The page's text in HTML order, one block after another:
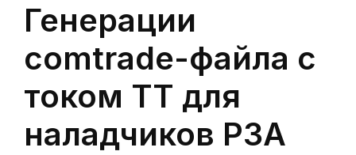
Генерации
comtrade-файла с
током ТТ для
наладчиков РЗА